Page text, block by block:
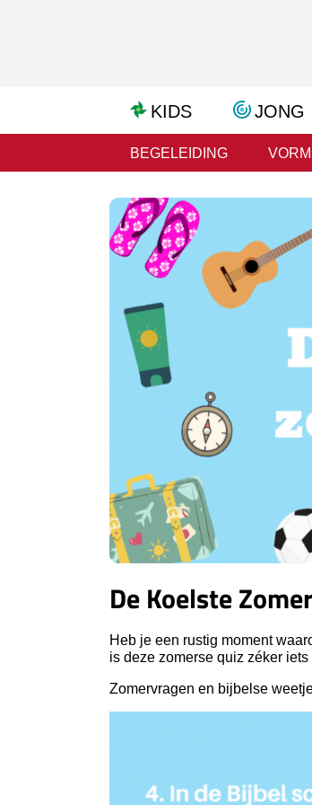
KIDS JONG
BEGELEIDING
De Koelste
Heb je een rustig moment
is deze zomerse quiz zéker iets
Zomervragen en bijbelse